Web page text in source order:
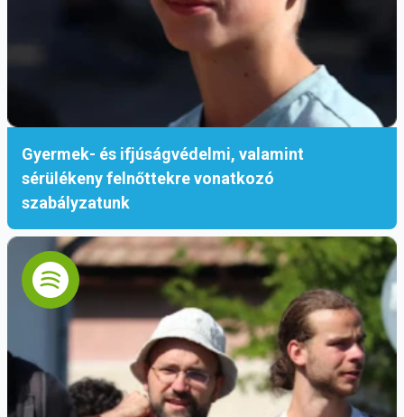
Gyermek- és ifjúságvédelmi, valamint
sérülékeny felnőttekre vonatkozó
szabályzatunk